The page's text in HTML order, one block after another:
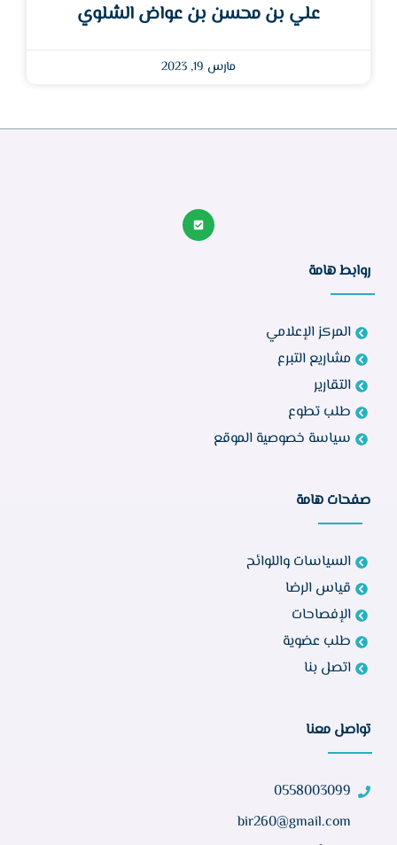
علي بن محسن بن عواض الشلوي
مارس 19, 2023
روابط هامة
المركز الإعلامي
مشاريع التبرع
التقارير
طلب تطوع
سياسة خصوصية الموقع
صفحات هامة
السياسات واللوائح
قياس الرضا
الإفصاحات
طلب عضوية
اتصل بنا
تواصل معنا
0558003099
bir260@gmail.com